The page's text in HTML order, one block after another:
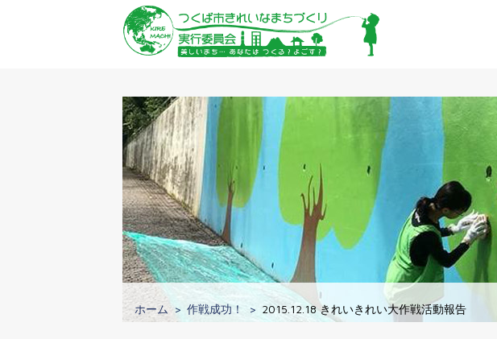
ホーム 作戦成功！ 2015.12.18 きれいきれい大作戦活動報告